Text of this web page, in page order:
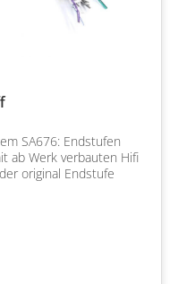
SA676: Endstufen
ab Werk verbauten Hifi
original Endstufe